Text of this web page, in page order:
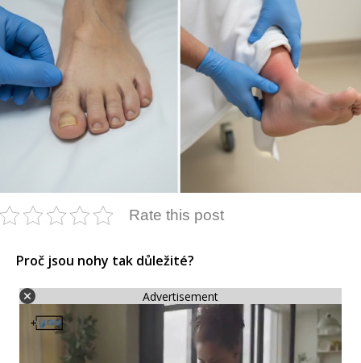
Rate this post
Proč jsou nohy tak důležité?
Advertisement